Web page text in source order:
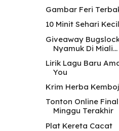
Gambar Feri
10 Minit Sehari
Giveaway
Nyamuk Di Miali...
Lirik Lagu Baru
You
Krim Herba
Tonton Online
Minggu Terakhir
Plat Kereta Cacat